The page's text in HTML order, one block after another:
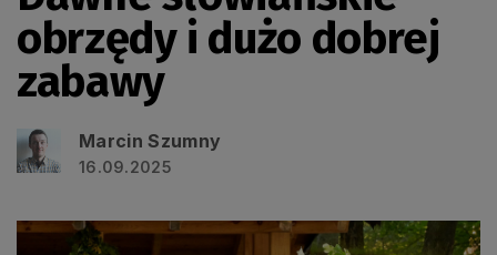
obrzędy i dużo dobrej
zabawy
Marcin Szumny
16.09.2025